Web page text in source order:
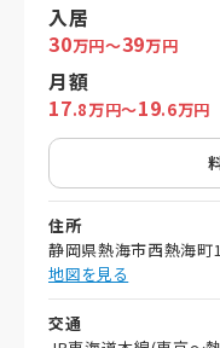
入居
30万円～39万円
月額
17.8万円～19.6万円
住所
静岡県熱海市西熱海町
地図を見る
交通